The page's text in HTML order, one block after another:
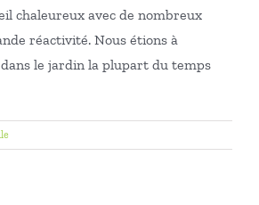
chaleureux avec de nombreux
réactivité. Nous étions à
le jardin la plupart du temps